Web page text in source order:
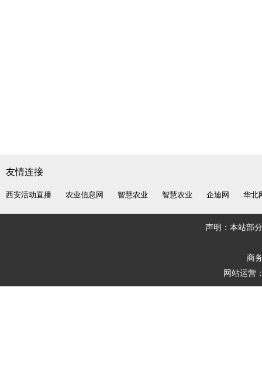
友情连接
西安活动直播 农业信息网 智慧农业 智慧农业 企迪网 华北
声明：本站部
商
网站运营